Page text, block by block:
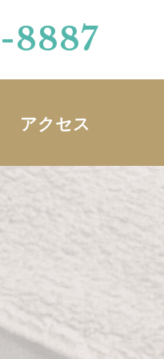
8887
アクセス